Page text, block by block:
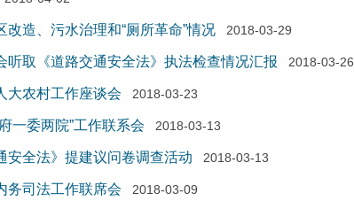
造、污水治理和“厕所革命”情况 2018-03-29
听取《道路交通安全法》执法检查情况汇报 2018-03-26
大农村工作座谈会 2018-03-23
一委两院”工作联系会 2018-03-13
安全法》提建议问卷调查活动 2018-03-13
务司法工作联席会 2018-03-09